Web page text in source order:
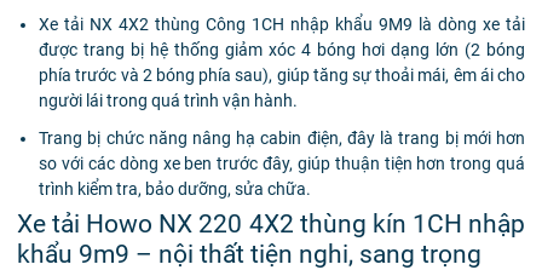
Xe tải NX 4X2 thùng Công 1CH nhập khẩu 9M9 là dòng xe tải
được trang bị hệ thống giảm xóc 4 bóng hơi dạng lớn (2 bóng
phía trước và 2 bóng phía sau), giúp tăng sự thoải mái, êm ái cho
người lái trong quá trình vận hành.
Trang bị chức năng nâng hạ cabin điện, đây là trang bị mới hơn
so với các dòng xe ben trước đây, giúp thuận tiện hơn trong quá
trình kiểm tra, bảo dưỡng, sửa chữa.
Xe tải Howo NX 220 4X2 thùng kín 1CH nhập
khẩu 9m9 – nội thất tiện nghi, sang trọng